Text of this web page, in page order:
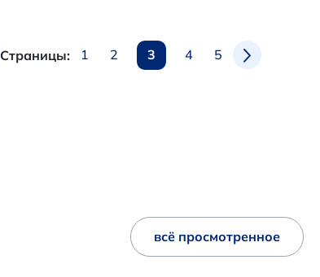
Страницы: 1 2 3 4 5
всё просмотренное